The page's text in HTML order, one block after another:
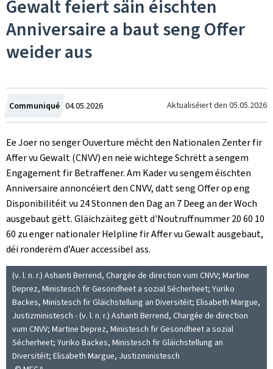
Gewalt feiert säin éischten
Anniversaire a baut seng Offer
weider aus
Communiqué Created
on
04.05.2026 Aktualiséiert den 05.05.2026
Ee Joer no senger Ouverture mécht den Nationalen Zenter fir
Affer vu Gewalt (CNVV) en neie wichtege Schrëtt a sengem
Engagement fir Betraffener. Am Kader vu sengem éischten
Anniversaire annoncéiert den CNVV, datt seng Offer op eng
Disponibilitéit vu 24 Stonnen den Dag an 7 Deeg an der Woch
ausgebaut gëtt. Gläichzäiteg gëtt d'Noutruffnummer 20 60 10
60 zu enger nationaler Helpline fir Affer vu Gewalt ausgebaut,
déi ronderëm d’Auer accessibel ass.
(v. l. n. r.) Ashanti Berrend, Chargée de direction vum CNVV; Martine
Deprez, Ministesch fir Gesondheet a sozial Sécherheet; Yuriko
Backes, Ministesch fir Gläichstellung an Diversitéit; Elisabeth Margue,
Justizministesch - (v. l. n. r.) Ashanti Berrend, Chargée de direction
vum CNVV; Martine Deprez, Ministesch fir Gesondheet a sozial
Sécherheet; Yuriko Backes, Ministesch fir Gläichstellung an
Diversitéit; Elisabeth Margue, Justizministesch